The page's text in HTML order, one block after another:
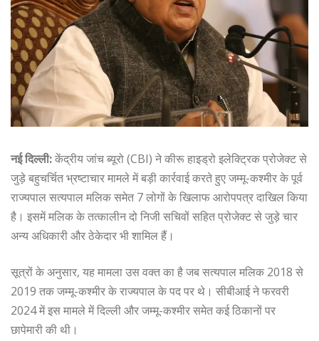
नई दिल्ली:केंद्रीय जांच ब्यूरो (CBI) ने कीरू हाइड्रो इलेक्ट्रिक प्रोजेक्ट से
जुड़े बहुचर्चित भ्रष्टाचार मामले में बड़ी कार्रवाई करते हुए जम्मू-कश्मीर के पूर्व
राज्यपाल सत्यपाल मलिक समेत 7 लोगों के खिलाफ आरोपपत्र दाखिल किया
है। इसमें मलिक के तत्कालीन दो निजी सचिवों सहित प्रोजेक्ट से जुड़े चार
अन्य अधिकारी और ठेकेदार भी शामिल हैं।
सूत्रों के अनुसार, यह मामला उस वक्त का है जब सत्यपाल मलिक 2018 से
2019 तक जम्मू-कश्मीर के राज्यपाल के पद पर थे। सीबीआई ने फरवरी
2024 में इस मामले में दिल्ली और जम्मू-कश्मीर समेत कई ठिकानों पर
छापेमारी की थी।